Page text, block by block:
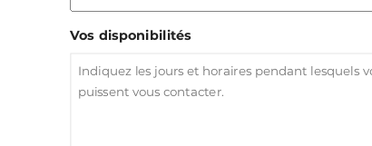
Vos disponibilités